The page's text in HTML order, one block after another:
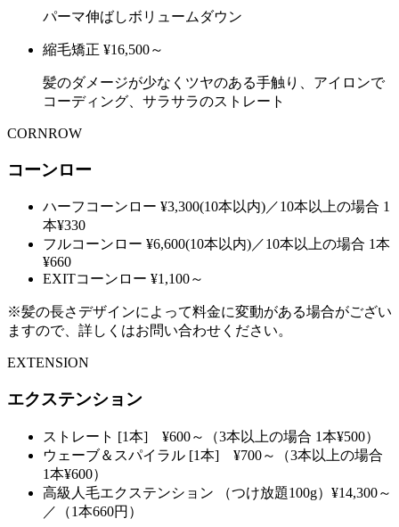
パーマ伸ばしボリュームダウン
縮毛矯正 ¥16,500～
髪のダメージが少なくツヤのある手触り、アイロンで
コーディング、サラサラのストレート
CORNROW
コーンロー
ハーフコーンロー ¥3,300(10本以内)／10本以上の場合 1
本¥330
フルコーンロー ¥6,600(10本以内)／10本以上の場合 1本
¥660
EXITコーンロー ¥1,100～
※髪の長さデザインによって料金に変動がある場合がござい
ますので、詳しくはお問い合わせください。
EXTENSION
エクステンション
ストレート [1本] ¥600～（3本以上の場合 1本¥500）
ウェーブ＆スパイラル [1本] ¥700～（3本以上の場合
1本¥600）
高級人毛エクステンション
（つけ放題100g）¥14,300～
／（1本660円）